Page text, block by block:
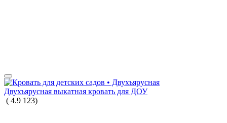
Двухъярусная выкатная кровать для ДОУ
( 4.9 123)